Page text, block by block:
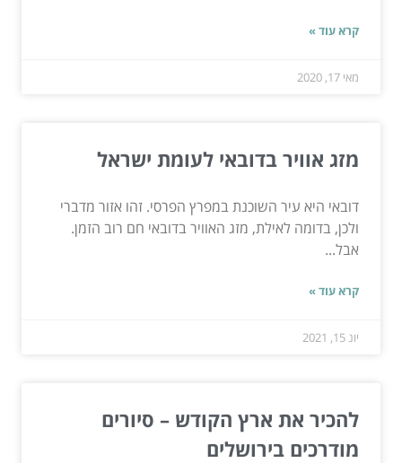
קרא עוד »
מאי 17, 2020
מזג אוויר בדובאי לעומת ישראל
דובאי היא עיר השוכנת במפרץ הפרסי. זהו אזור מדברי
ולכן, בדומה לאילת, מזג האוויר בדובאי חם רוב הזמן.
אבל...
קרא עוד »
יונ 15, 2021
להכיר את ארץ הקודש – סיורים
מודרכים בירושלים